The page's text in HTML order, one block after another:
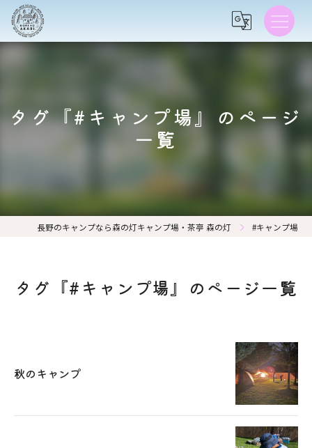
タグ『#キャンプ場』のページ
一覧
長野のキャンプなら森の灯キャンプ場・茶亭 森の灯 #キャンプ場
タグ『#キャンプ場』のページ一覧
秋のキャンプ